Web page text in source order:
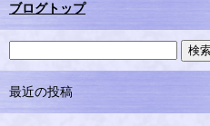
ブログトップ
最近の投稿